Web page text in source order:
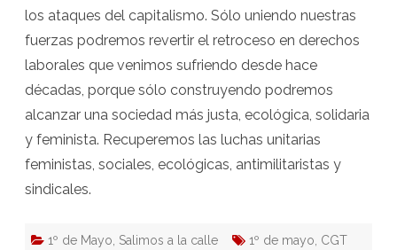
los ataques del capitalismo. Sólo uniendo nuestras
fuerzas podremos revertir el retroceso en derechos
laborales que venimos sufriendo desde hace
décadas, porque sólo construyendo podremos
alcanzar una sociedad más justa, ecológica, solidaria
y feminista. Recuperemos las luchas unitarias
feministas, sociales, ecológicas, antimilitaristas y
sindicales.
1º de Mayo Salimos a la calle 1º de mayo CGT